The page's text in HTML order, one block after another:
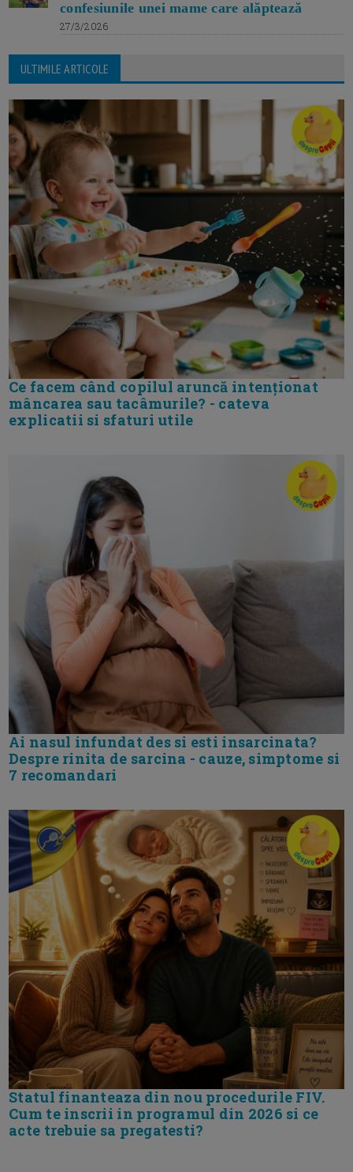
confesiunile unei mame care alăptează
27/3/2026
ULTIMILE ARTICOLE
Ce facem când copilul aruncă intenționat
mâncarea sau tacâmurile? - cateva
explicatii si sfaturi utile
Ai nasul infundat des si esti insarcinata?
Despre rinita de sarcina - cauze, simptome si
7 recomandari
Statul finanteaza din nou procedurile FIV.
Cum te inscrii in programul din 2026 si ce
acte trebuie sa pregatesti?